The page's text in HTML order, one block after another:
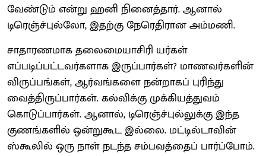
வேண்டும் என்று ஹனி நினைத்தார். ஆனால்
டிரெஞ்ச்புல்லோ, இதற்கு நேரெதிரான அம்மணி.
சாதாரணமாக தலைமையாசிரி யர்கள்
எப்படிப்பட்டவர்களாக இருப்பார்கள்? மாணவர்களின்
விருப்பங்கள், ஆர்வங்களை நன்றாகப் புரிந்து
வைத்திருப்பார்கள். கல்விக்கு முக்கியத்துவம்
கொடுப்பார்கள். ஆனால், டிரெஞ்ச்புல்லுக்கு இந்த
குணங்களில் ஒன்றுகூட இல்லை. மட்டில்டாவின்
ஸ்கூலில் ஒரு நாள் நடந்த சம்பவத்தைப் பார்ப்போம்.